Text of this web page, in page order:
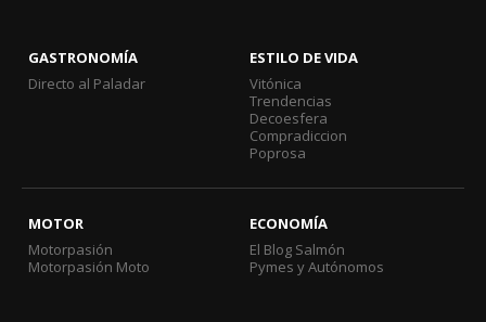
GASTRONOMÍA
Directo al Paladar
ESTILO DE VIDA
Vitónica
Trendencias
Decoesfera
Compradiccion
Poprosa
MOTOR
Motorpasión
Motorpasión Moto
ECONOMÍA
El Blog Salmón
Pymes y Autónomos